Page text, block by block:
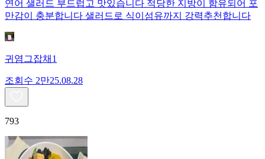
연어 샐러드 부드럽고 맛있습니다 적당한 지방이 함유되어 포
만감이 충분합니다 샐러드로 식이섬유까지 강력추천합니다
귀염그잡채1
조회수 2만25.08.28
793